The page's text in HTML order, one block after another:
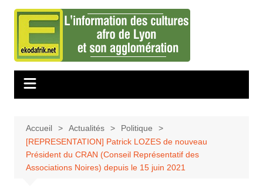
Aller
contenu
Accueil Actualités
Politique
[REPRESENTATION] Patrick LOZES de nouveau
Président du CRAN (Conseil Représentatif des
Associations Noires) depuis le 15 juin 2021